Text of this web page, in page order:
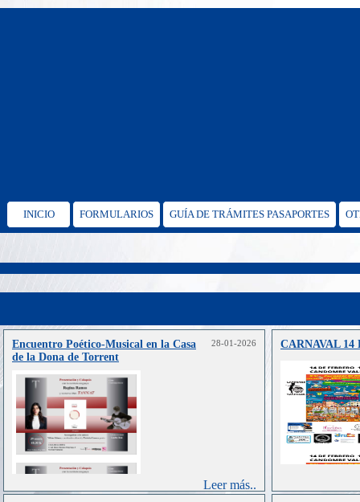
INICIO FORMULARIOS GUÍA DE TRÁMITES PASAPORTES
Encuentro Poético‑Musical en la Casa
de la Dona de Torrent
28-01-2026
Leer más..
CARNAVAL 14